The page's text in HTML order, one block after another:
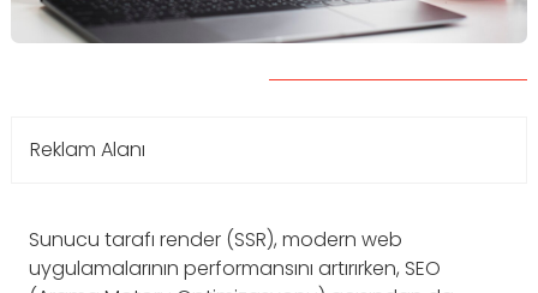
Reklam Alanı
Sunucu tarafı render (SSR), modern web
uygulamalarının performansını artırırken, SEO